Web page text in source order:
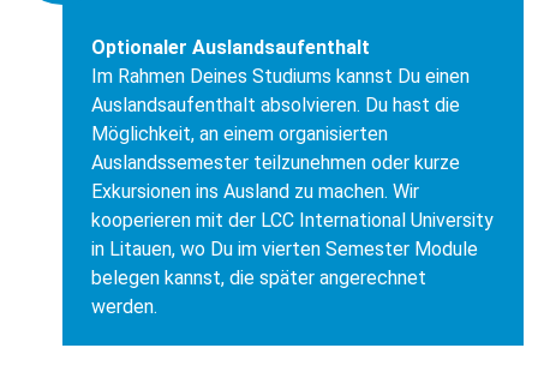
Aerzener Maschinenfabrik GmbH
zum Unternehmen
Optionaler Auslandsaufenthalt
Im Rahmen Deines Studiums kannst Du einen
Auslandsaufenthalt absolvieren. Du hast die
Möglichkeit, an einem organisierten
Auslandssemester teilzunehmen oder kurze
Exkursionen ins Ausland zu machen. Wir
kooperieren mit der LCC International University
in Litauen, wo Du im vierten Semester Module
belegen kannst, die später angerechnet
werden.